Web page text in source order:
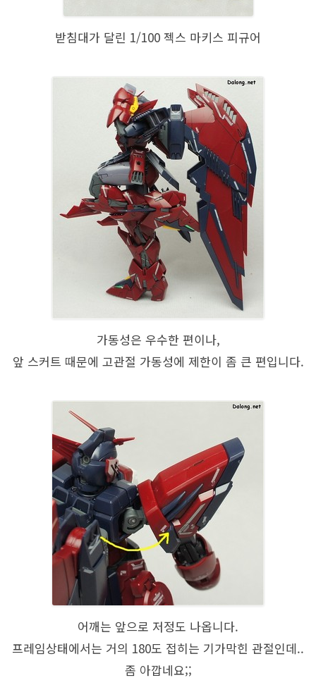
받침대가 달린 1/100 젝스 마키스 피규어
가동성은 우수한 편이나,
앞 스커트 때문에 고관절 가동성에 제한이 좀 큰 편입니다.
어깨는 앞으로 저정도 나옵니다.
프레임상태에서는 거의 180도 접히는 기가막힌 관절인데..
좀 아깝네요;;